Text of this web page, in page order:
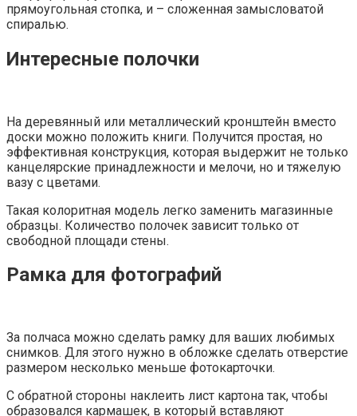
прямоугольная стопка, и – сложенная замысловатой
спиралью.
Интересные полочки
На деревянный или металлический кронштейн вместо
доски можно положить книги. Получится простая, но
эффективная конструкция, которая выдержит не только
канцелярские принадлежности и мелочи, но и тяжелую
вазу с цветами.
Такая колоритная модель легко заменить магазинные
образцы. Количество полочек зависит только от
свободной площади стены.
Рамка для фотографий
За полчаса можно сделать рамку для ваших любимых
снимков. Для этого нужно в обложке сделать отверстие
размером несколько меньше фотокарточки.
С обратной стороны наклеить лист картона так, чтобы
образовался кармашек, в который вставляют